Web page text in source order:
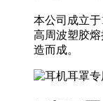
本公司成立
高周波塑胶
造而成。